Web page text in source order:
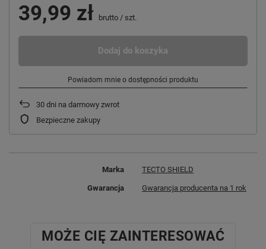
39,99 zł brutto / szt.
Dodaj do koszyka
Powiadom mnie o dostępności produktu
30 dni na darmowy zwrot
Bezpieczne zakupy
Marka TECTO SHIELD
Gwarancja Gwarancja producenta na 1 rok
MOŻE CIĘ ZAINTERESOWAĆ